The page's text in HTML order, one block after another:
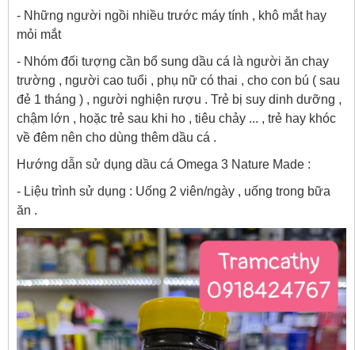
- Những người ngồi nhiều trước máy tính , khô mắt hay
mỏi mắt
- Nhóm đối tượng cần bổ sung dầu cá là người ăn chay
trường , người cao tuổi , phụ nữ có thai , cho con bú ( sau
đẻ 1 tháng ) , người nghiện rượu . Trẻ bị suy dinh dưỡng ,
chậm lớn , hoặc trẻ sau khi ho , tiêu chảy ... , trẻ hay khóc
về đêm nên cho dùng thêm dầu cá .
Hướng dẫn sử dụng dầu cá Omega 3 Nature Made :
- Liệu trình sử dụng : Uống 2 viên/ngày , uống trong bữa
ăn .